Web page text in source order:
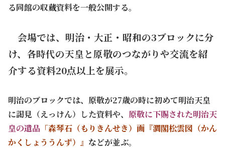
る同館の収蔵資料を一般公開する。
会場では、明治・大正・昭和の3ブロックに分
け、各時代の天皇と原敬のつながりや交流を紹
介する資料20点以上を展示。
明治のブロックでは、原敬が27歳の時に初めて明治天皇
に謁見（えっけん）した資料や、 原敬に下賜された明治天
皇の遺品 「森琴石（もりきんせき）画『澗閣松雲図（かん
かくしょううんず）』 などが並ぶ。